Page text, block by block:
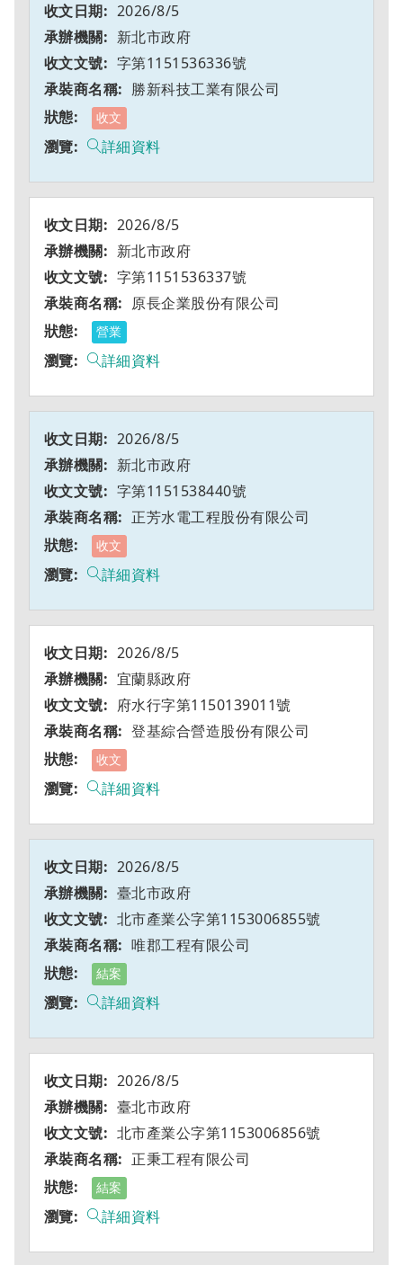
2026/8/5
新北市政府
字第1151536336號
勝新科技工業有限公司
收文
詳細資料
2026/8/5
新北市政府
字第1151536337號
原長企業股份有限公司
營業
詳細資料
2026/8/5
新北市政府
字第1151538440號
正芳水電工程股份有限公司
收文
詳細資料
2026/8/5
宜蘭縣政府
府水行字第1150139011號
登基綜合營造股份有限公司
收文
詳細資料
2026/8/5
臺北市政府
北市產業公字第1153006855號
唯郡工程有限公司
結案
詳細資料
2026/8/5
臺北市政府
北市產業公字第1153006856號
正秉工程有限公司
結案
詳細資料